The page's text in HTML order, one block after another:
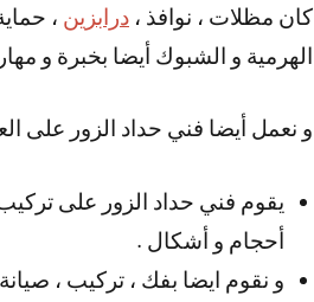
كان مظلات ، نوافذ ، درابزين ،
الهرمية و الشبوك أيضا بخبرة و
و نعمل أيضا فني حداد الزور على
يقوم فني حداد الزور على
أحجام و أشكال .
و نقوم ايضا بفك ، تركيب ،